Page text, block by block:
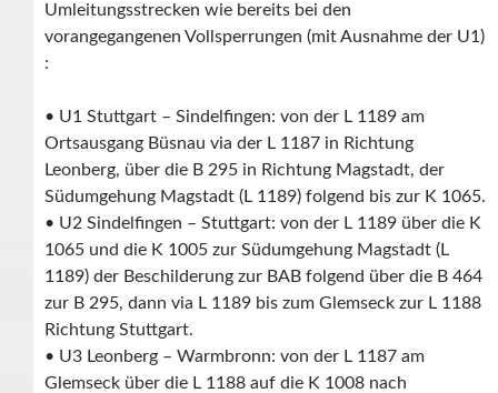
Umleitungsstrecken wie bereits bei den
vorangegangenen Vollsperrungen (mit Ausnahme der U1)
:
• U1 Stuttgart – Sindelfingen: von der L 1189 am
Ortsausgang Büsnau via der L 1187 in Richtung
Leonberg, über die B 295 in Richtung Magstadt, der
Südumgehung Magstadt (L 1189) folgend bis zur K 1065.
• U2 Sindelfingen – Stuttgart: von der L 1189 über die K
1065 und die K 1005 zur Südumgehung Magstadt (L
1189) der Beschilderung zur BAB folgend über die B 464
zur B 295, dann via L 1189 bis zum Glemseck zur L 1188
Richtung Stuttgart.
• U3 Leonberg – Warmbronn: von der L 1187 am
Glemseck über die L 1188 auf die K 1008 nach